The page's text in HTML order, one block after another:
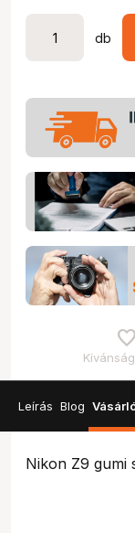
db
Leírás Blog
Nikon Z9 gumi